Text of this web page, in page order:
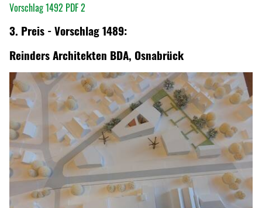
Vorschlag 1492 PDF 2
3. Preis - Vorschlag 1489:
Reinders Architekten BDA, Osnabrück